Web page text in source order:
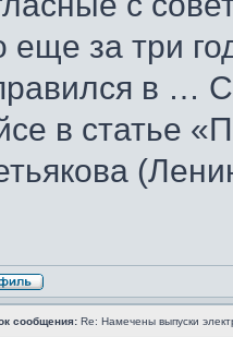
еще за три
в …
в статье
сообщения: Re: Намечены выпуски